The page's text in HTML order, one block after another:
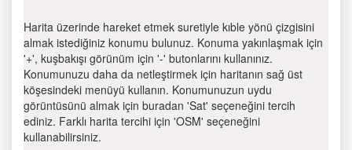
Harita üzerinde hareket etmek suretiyle kıble yönü çizgisini
almak istediğiniz konumu bulunuz. Konuma yakınlaşmak için
'+', kuşbakışı görünüm için '-' butonlarını kullanınız.
Konumunuzu daha da netleştirmek için haritanın sağ üst
köşesindeki menüyü kullanın. Konumunuzun uydu
görüntüsünü almak için buradan 'Sat' seçeneğini tercih
ediniz. Farklı harita tercihi için 'OSM' seçeneğini
kullanabilirsiniz.